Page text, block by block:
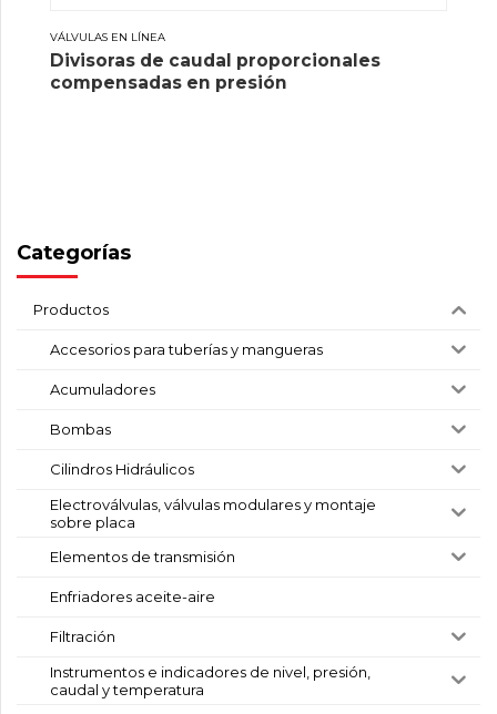
VÁLVULAS EN LÍNEA
Divisoras de caudal proporcionales
compensadas en presión
Categorías
Productos
Accesorios para tuberías y mangueras
Acumuladores
Bombas
Cilindros Hidráulicos
Electroválvulas, válvulas modulares y montaje
sobre placa
Elementos de transmisión
Enfriadores aceite-aire
Filtración
Instrumentos e indicadores de nivel, presión,
caudal y temperatura